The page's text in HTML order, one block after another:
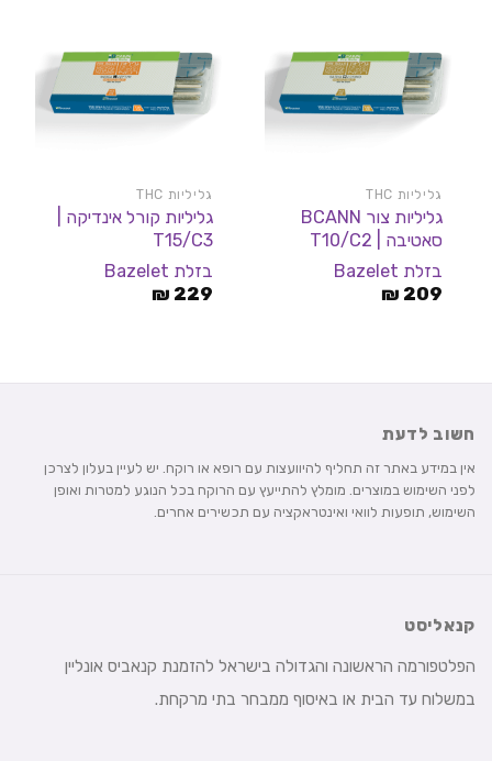
גליליות THC
גליליות צור BCANN
סאטיבה | T10/C2
בזלת Bazelet
209
₪
גליליות THC
גליליות קורל אינדיקה |
T15/C3
בזלת Bazelet
229
₪
חשוב לדעת
אין במידע באתר זה תחליף להיוועצות עם רופא או רוקח. יש לעיין בעלון לצרכן
לפני השימוש במוצרים. מומלץ להתייעץ עם הרוקח בכל הנוגע למטרות ואופן
השימוש, תופעות לוואי ואינטראקציה עם תכשירים אחרים.
קנאליסט
הפלטפורמה הראשונה והגדולה בישראל להזמנת קנאביס אונליין
במשלוח עד הבית או באיסוף ממבחר בתי מרקחת.